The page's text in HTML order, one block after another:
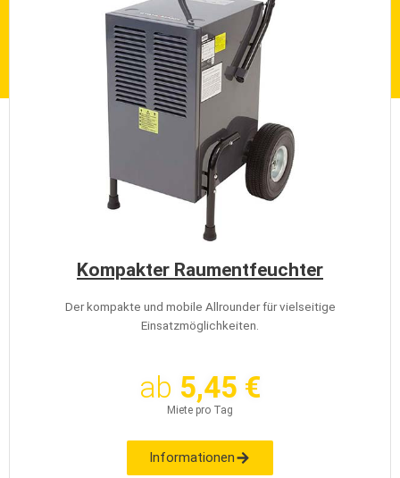
Kompakter Raumentfeuchter
Der kompakte und mobile Allrounder für vielseitige
Einsatzmöglichkeiten.
ab 5,45 €
Miete pro Tag
Informationen